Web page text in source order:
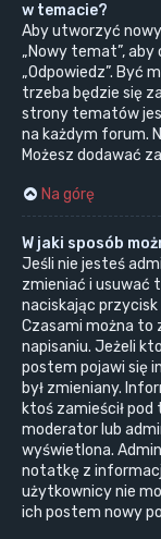
w temacie?
Aby utworzyć
„Nowy temat”,
„Odpowiedz”. Być
trzeba będzie się
strony tematów
na każdym forum.
Możesz dodawać
Na górę
W jaki sposób
Jeśli nie jesteś
zmieniać i usuwać
naciskając przycisk
Czasami można to
napisaniu. Jeżeli
postem pojawi się
był zmieniany.
ktoś zamieścił
moderator lub
wyświetlona.
notatkę z
użytkownicy nie
ich postem nowy